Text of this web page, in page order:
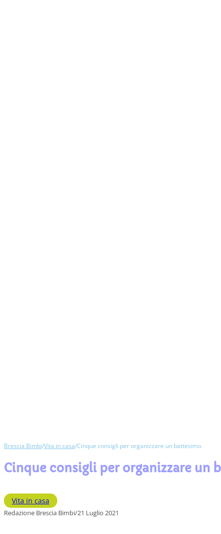
Brescia Bimbi/Vita in casa/Cinque consigli per organizzare un battesimo
Cinque consigli per organizzare un
Vita in casa
Redazione Brescia Bimbi/21 Luglio 2021